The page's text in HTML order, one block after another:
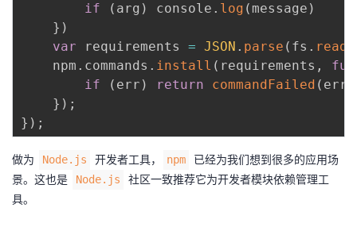
if
( arg ) console . log ( message )
} )
var requirements = JSON . parse ( fs .
    npm
. commands . install ( requirements ,
if
( err ) return commandFailed ( err
} ) ;
} ) ;
做为 Node.js 开发者工具， npm
已经为我们想到很多的应用场
景。这也是
Node.js
社区一致推荐它为开发者模块依赖管理工
具。